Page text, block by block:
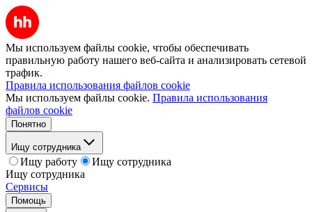
Мы используем файлы cookie, чтобы обеспечивать
правильную работу нашего веб-сайта и анализировать сетевой
трафик.
Правила использования файлов cookie
Мы используем файлы cookie. Правила использования
файлов cookie
Понятно
Ищу сотрудника
Ищу работу
Ищу сотрудника
Ищу сотрудника
Сервисы
Помощь